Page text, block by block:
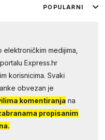
POPULARNI
medijima,
Express.hr
korisnicima. Svaki
obvezan je
komentiranja na
propisanim